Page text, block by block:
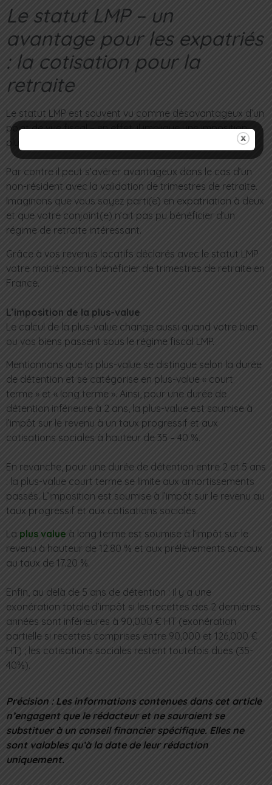
Le statut LMP – un
avantage pour les expatriés
: la cotisation pour la
retraite
Le statut LMP est souvent vu comme désavantageux d’un
point de vue fiscal – en effet, il implique une imposition
plus chargée (que vous soyez expatrié ou non).
Par contre il peut s’avérer avantageux dans le cas d’un
non-résident avec la validation de trimestres de retraite.
Imaginons que vous soyez parti(e) en expatriation à deux
et que votre conjoint(e) n’ait pas pu bénéficier d’un
régime de retraite intéressant.
Grâce à vos revenus locatifs déclarés avec le statut LMP
votre moitié pourra bénéficier de trimestres de retraite en
France.
L’imposition de la plus-value
Le calcul de la plus-value change aussi quand votre bien
ou vos biens passent sous le régime fiscal LMP.
Mentionnons que la plus-value se distingue selon la durée
de détention et se catégorise en plus-value « court
terme » et « long terme ». Ainsi, pour une durée de
détention inférieure à 2 ans, la plus-value est soumise à
l’impôt sur le revenu à un taux progressif et aux
cotisations sociales à hauteur de 35 – 40 %.
En revanche, pour une durée de détention entre 2 et 5 ans
: la plus-value court terme se limite aux amortissements
passés. L’imposition est soumise à l’impôt sur le revenu au
taux progressif et aux cotisations sociales.
La plus value à long terme est soumise à l’impôt sur le
revenu à hauteur de 12.80 % et aux prélèvements sociaux
au taux de 17.20 %.
Enfin, au delà de 5 ans de détention : il y a une
exonération totale d’impôt si les recettes des 2 dernières
années sont inférieures à 90,000 € HT (exonération
partielle si recettes comprises entre 90,000 et 126,000 €
HT) ; les cotisations sociales restent toutefois dues (35-
40%).
Précision : Les informations contenues dans cet article
n’engagent que le rédacteur et ne sauraient se
substituer à un conseil financier spécifique. Elles ne
sont valables qu’à la date de leur rédaction
uniquement.